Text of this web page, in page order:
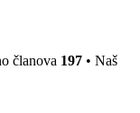
članova 197 • Naš